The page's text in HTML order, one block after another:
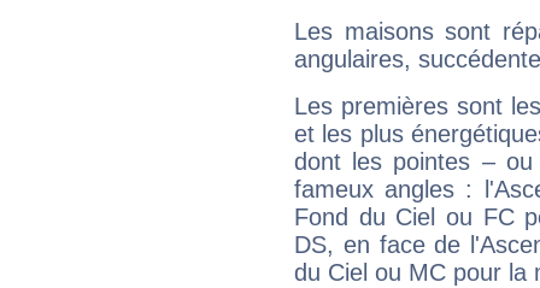
Les maisons sont
angulaires,
Les premières sont
et les plus
dont les pointes –
fameux angles :
Fond du Ciel ou FC
DS, en face de
du Ciel ou MC pour la